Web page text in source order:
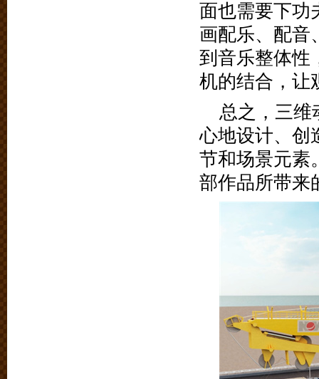
面也需要下功
画配乐、配音
到音乐整体性
机的结合，让
总之，三维
心地设计、创
节和场景元素
部作品所带来